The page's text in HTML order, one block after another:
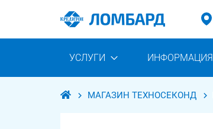
УСЛУГИ ИНФОРМАЦИЯ
МАГАЗИН ТЕХНОСЕКОНД